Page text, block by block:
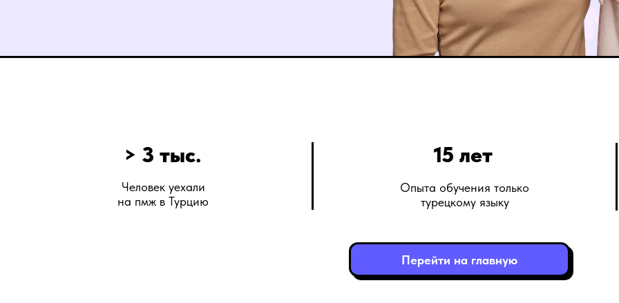
Перейти на главную
Опыта обучения только
турецкому языку
15 лет
Человек уехали
на пмж в Турцию
> 3 тыс.